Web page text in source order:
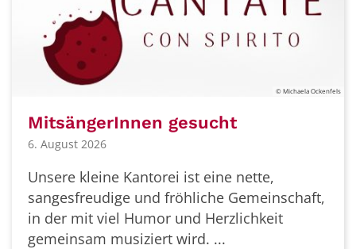
© Michaela Ockenfels
MitsängerInnen gesucht
6. August 2026
Unsere kleine Kantorei ist eine nette,
sangesfreudige und fröhliche Gemeinschaft,
in der mit viel Humor und Herzlichkeit
gemeinsam musiziert wird. ...